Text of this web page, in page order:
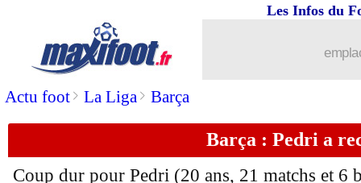
Actu foot> La Liga> Barça
Les Infos du
Barça : Pedri a
Coup dur pour Pedri (20 ans, 21 matchs et 6
: Mbappé fait progresser Nuno
18/03 L1: Toulouse-Lille, les compos
Liverpool : des envies d'ailleurs pour
18/03 Real: Ancelotti évoque son avenir